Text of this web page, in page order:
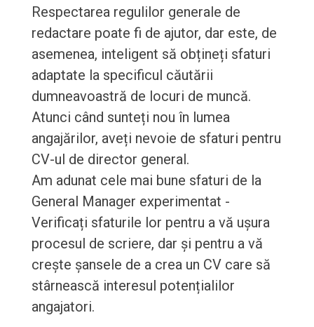
Respectarea regulilor generale de
redactare poate fi de ajutor, dar este, de
asemenea, inteligent să obțineți sfaturi
adaptate la specificul căutării
dumneavoastră de locuri de muncă.
Atunci când sunteți nou în lumea
angajărilor, aveți nevoie de sfaturi pentru
CV-ul de director general.
Am adunat cele mai bune sfaturi de la
General Manager experimentat -
Verificați sfaturile lor pentru a vă ușura
procesul de scriere, dar și pentru a vă
crește șansele de a crea un CV care să
stârnească interesul potențialilor
angajatori.